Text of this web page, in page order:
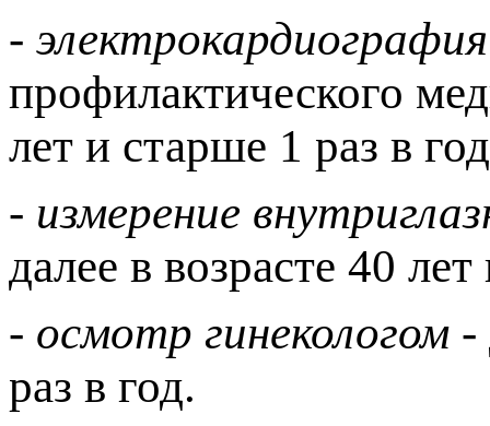
-
профилактического
лет и старше 1 раз в
- измерение
далее в возрасте 40
- осмотр гинекологом -
раз в год.